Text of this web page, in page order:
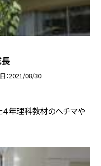
長
2021/08/30
年理科教材のヘチマや